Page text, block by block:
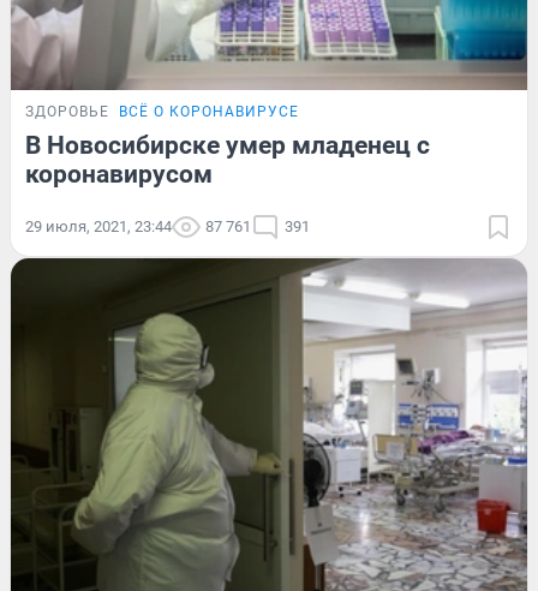
ЗДОРОВЬЕ ВСЁ О КОРОНАВИРУСЕ
В Новосибирске умер младенец с
коронавирусом
29 июля, 2021, 23:44 87 761 391